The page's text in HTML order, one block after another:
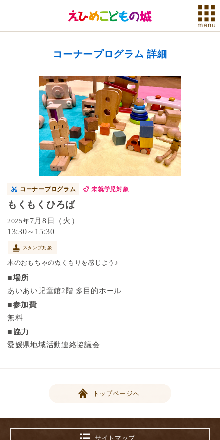
コーナープログラム 詳細
コーナープログラム 未就学児対象
もくもくひろば
2025年7月8日（火）
13:30～15:30
スタンプ対象
木のおもちゃのぬくもりを感じよう♪
■場所
あいあい児童館2階 多目的ホール
■参加費
無料
■協力
愛媛県地域活動連絡協議会
トップページへ
サイトマップ